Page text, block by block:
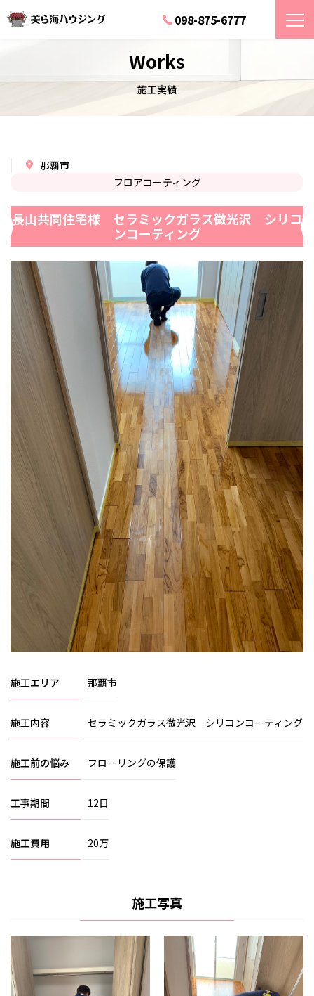
098-875-6777
Works
施工実績
フロアコーティング
那覇市
長山共同住宅様 セラミックガラス微光沢 シリコ
ンコーティング
施工エリア 那覇市
施工内容 セラミックガラス微光沢 シリコンコーティング
施工前の悩み フローリングの保護
工事期間 12日
施工費用 20万
施工写真